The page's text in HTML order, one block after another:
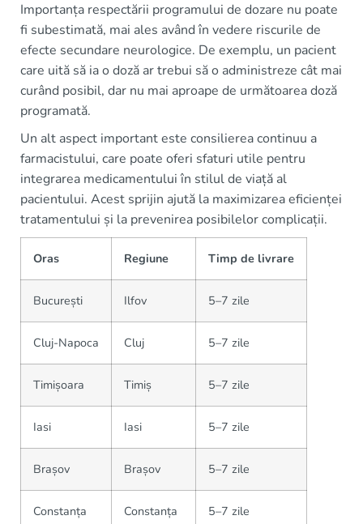
Importanța respectării programului de dozare nu poate
fi subestimată, mai ales având în vedere riscurile de
efecte secundare neurologice. De exemplu, un pacient
care uită să ia o doză ar trebui să o administreze cât mai
curând posibil, dar nu mai aproape de următoarea doză
programată.
Un alt aspect important este consilierea continuu a
farmacistului, care poate oferi sfaturi utile pentru
integrarea medicamentului în stilul de viață al
pacientului. Acest sprijin ajută la maximizarea eficienței
tratamentului și la prevenirea posibilelor complicații.
Oras Regiune Timp de livrare
București Ilfov 5–7 zile
Cluj-Napoca Cluj 5–7 zile
Timișoara Timiș 5–7 zile
Iasi Iasi 5–7 zile
Brașov Brașov 5–7 zile
Constanța Constanța 5–7 zile